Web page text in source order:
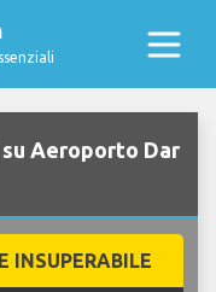
Aeroporto Dar
INSUPERABILE